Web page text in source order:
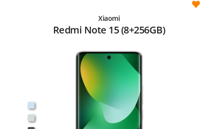
Xiaomi
Redmi Note 15 (8+256GB)